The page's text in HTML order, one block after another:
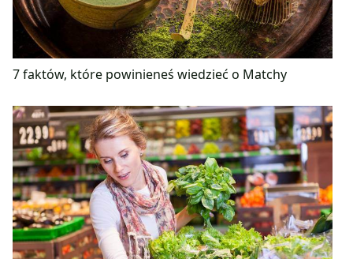
7 faktów, które powinieneś wiedzieć o Matchy